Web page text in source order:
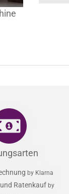
by Klarna
Ratenkauf by